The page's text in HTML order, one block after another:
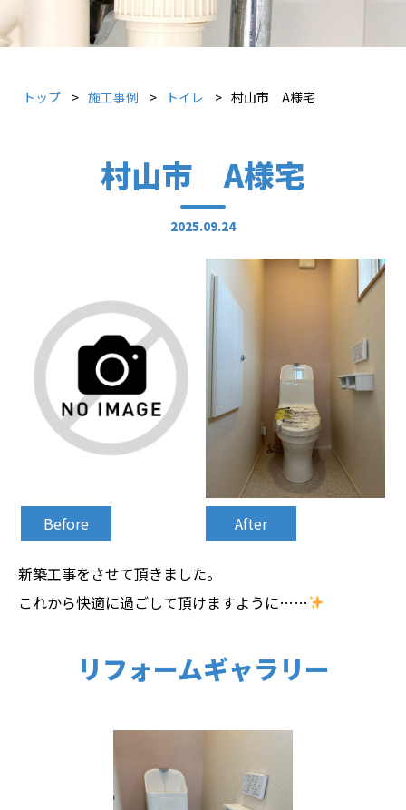
トップ 施工事例 トイレ 村山市 A様宅
村山市 A様宅
2025.09.24
Before After
新築工事をさせて頂きました。
これから快適に過ごして頂けますように……
リフォームギャラリー